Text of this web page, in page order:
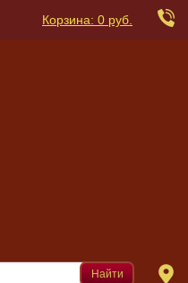
Корзина: 0 руб.
Найти